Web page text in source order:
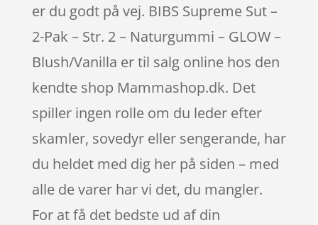
er du godt på vej. BIBS Supreme Sut –
2-Pak – Str. 2 – Naturgummi – GLOW –
Blush/Vanilla er til salg online hos den
kendte shop Mammashop.dk. Det
spiller ingen rolle om du leder efter
skamler, sovedyr eller sengerande, har
du heldet med dig her på siden – med
alle de varer har vi det, du mangler.
For at få det bedste ud af din